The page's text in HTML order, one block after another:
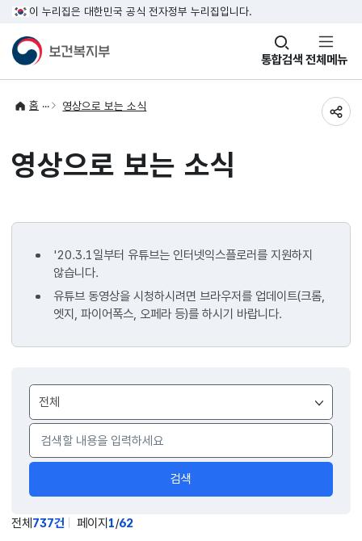
이 누리집은 대한민국 공식 전자정부 누리집입니다.
통합검색
창
열기 전체메뉴
홈 영상으로 보는 소식
영상으로 보는 소식
'20.3.1일부터 유튜브는 인터넷익스플로러를 지원하지
않습니다.
유튜브 동영상을 시청하시려면 브라우저를 업데이트(크롬,
엣지, 파이어폭스, 오페라 등)를 하시기 바랍니다.
검색
검색
전체737건 페이지1/62